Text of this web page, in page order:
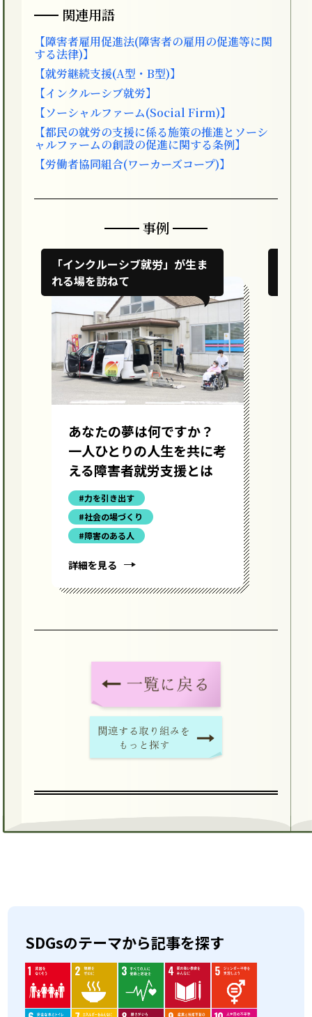
関連用語
【障害者雇用促進法(障害者の雇用の促進等に関
する法律)】
【就労継続支援(A型・B型)】
【インクルーシブ就労】
【ソーシャルファーム(Social Firm)】
【都民の就労の支援に係る施策の推進とソーシ
ャルファームの創設の促進に関する条例】
【労働者協同組合(ワーカーズコープ)】
事例
「インクルーシブ就労」が生ま
れる場を訪ねて
あなたの夢は何ですか？
一人ひとりの人生を共に考
える障害者就労支援とは
#力を引き出す
#社会の場づくり
#障害のある人
詳細を見る
SDGsのテーマから記事を探す